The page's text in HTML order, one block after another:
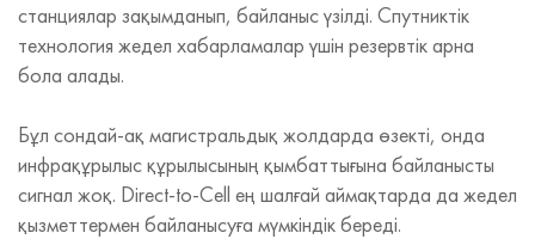
станциялар зақымданып, байланыс үзілді. Спутниктік
технология жедел хабарламалар үшін резервтік арна
бола алады.
Бұл сондай-ақ магистральдық жолдарда өзекті, онда
инфрақұрылыс құрылысының қымбаттығына байланысты
сигнал жоқ. Direct-to-Cell ең шалғай аймақтарда да жедел
қызметтермен байланысуға мүмкіндік береді.